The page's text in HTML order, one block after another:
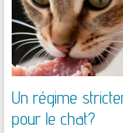
Un régime
pour le chat?